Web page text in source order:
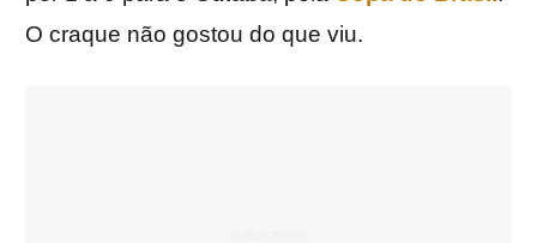
O craque não gostou do que viu.